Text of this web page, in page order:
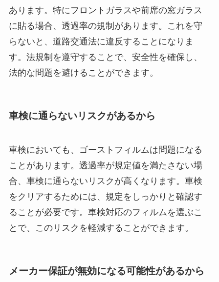
あります。特にフロントガラスや前席の窓ガラス
に貼る場合、透過率の規制があります。これを守
らないと、道路交通法に違反することになりま
す。法規制を遵守することで、安全性を確保し、
法的な問題を避けることができます。
車検に通らないリスクがあるから
車検においても、ゴーストフィルムは問題になる
ことがあります。透過率が規定値を満たさない場
合、車検に通らないリスクが高くなります。車検
をクリアするためには、規定をしっかりと確認す
ることが必要です。車検対応のフィルムを選ぶこ
とで、このリスクを軽減することができます。
メーカー保証が無効になる可能性があるから